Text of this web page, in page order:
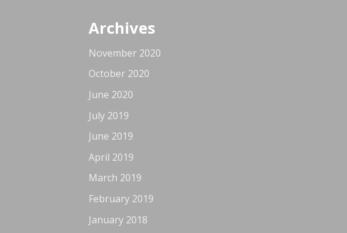
Archives
November 2020
October 2020
June 2020
July 2019
June 2019
April 2019
March 2019
February 2019
January 2018